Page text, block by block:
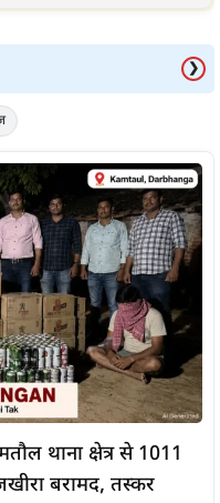
❯
थाना क्षेत्र से 1011
बरामद, तस्कर